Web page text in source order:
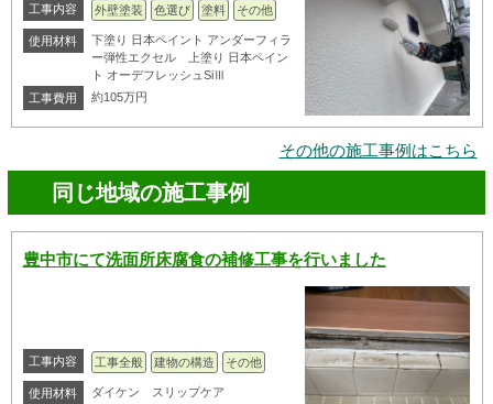
工事内容 外壁塗装 色選び 塗料 その他
使用材料
下塗り 日本ペイント アンダーフィラ
ー弾性エクセル 上塗り 日本ペイン
ト オーデフレッシュSiⅢ
工事費用
約105万円
その他の施工事例はこちら
同じ地域の施工事例
豊中市にて洗面所床腐食の補修工事を行いました
工事内容 工事全般 建物の構造 その他
使用材料 ダイケン スリップケア